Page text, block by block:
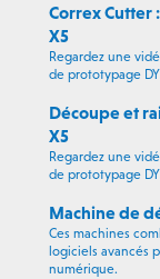
Correx Cutter
X5
Regardez une
de prototypage
Découpe et
X5
Regardez une
de prototypage
Machine de
Ces machines
logiciels avancés
numérique.